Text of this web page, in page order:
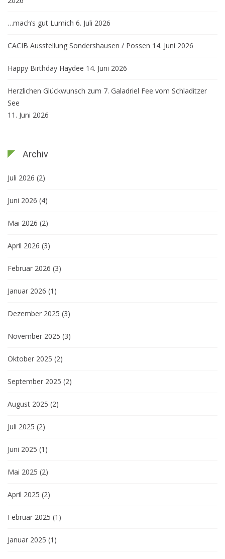
…mach’s gut Lumich 6. Juli 2026
CACIB Ausstellung Sondershausen / Possen 14. Juni 2026
Happy Birthday Haydee 14. Juni 2026
Herzlichen Glückwunsch zum 7. Galadriel Fee vom Schladitzer
See
11. Juni 2026
Archiv
Juli 2026 (2)
Juni 2026 (4)
Mai 2026 (2)
April 2026 (3)
Februar 2026 (3)
Januar 2026 (1)
Dezember 2025 (3)
November 2025 (3)
Oktober 2025 (2)
September 2025 (2)
August 2025 (2)
Juli 2025 (2)
Juni 2025 (1)
Mai 2025 (2)
April 2025 (2)
Februar 2025 (1)
Januar 2025 (1)